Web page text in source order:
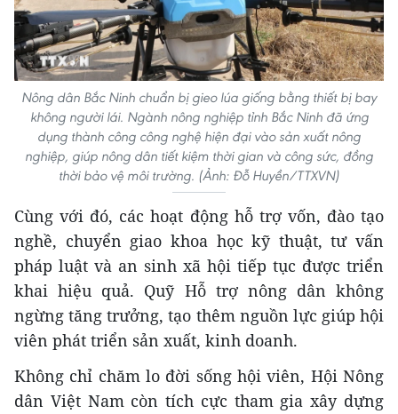
Nông dân Bắc Ninh chuẩn bị gieo lúa giống bằng thiết bị bay
không người lái. Ngành nông nghiệp tỉnh Bắc Ninh đã ứng
dụng thành công công nghệ hiện đại vào sản xuất nông
nghiệp, giúp nông dân tiết kiệm thời gian và công sức, đồng
thời bảo vệ môi trường. (Ảnh: Đỗ Huyền/TTXVN)
Cùng với đó, các hoạt động hỗ trợ vốn, đào tạo
nghề, chuyển giao khoa học kỹ thuật, tư vấn
pháp luật và an sinh xã hội tiếp tục được triển
khai hiệu quả. Quỹ Hỗ trợ nông dân không
ngừng tăng trưởng, tạo thêm nguồn lực giúp hội
viên phát triển sản xuất, kinh doanh.
Không chỉ chăm lo đời sống hội viên, Hội Nông
dân Việt Nam còn tích cực tham gia xây dựng